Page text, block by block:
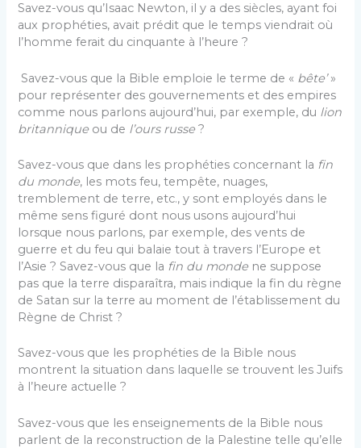
Savez-vous qu’Isaac Newton, il y a des siècles, ayant foi
aux prophéties, avait prédit que le temps viendrait où
l’homme ferait du cinquante à l’heure ?
Savez-vous que la Bible emploie le terme de « bête’»
pour représenter des gouvernements et des empires
comme nous parlons aujourd’hui, par exemple, du lion
britanniqueou de l’ours russe?
Savez-vous que dans les prophéties concernant la fin
du monde, les mots feu, tempête, nuages,
tremblement de terre, etc., y sont employés dans le
même sens figuré dont nous usons aujourd’hui
lorsque nous parlons, par exemple, des vents de
guerre et du feu qui balaie tout à travers l’Europe et
l’Asie ? Savez-vous que la fin du mondene suppose
pas que la terre disparaîtra, mais indique la fin du règne
de Satan sur la terre au moment de l’établissement du
Règne de Christ ?
Savez-vous que les prophéties de la Bible nous
montrent la situation dans laquelle se trouvent les Juifs
à l’heure actuelle ?
Savez-vous que les enseignements de la Bible nous
parlent de la reconstruction de la Palestine telle qu’elle